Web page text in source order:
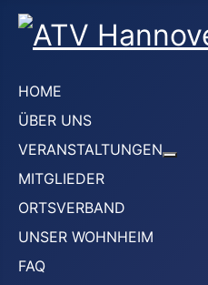
HOME
ÜBER UNS
VERANSTALTUNGEN
MITGLIEDER
ORTSVERBAND
UNSER WOHNHEIM
FAQ